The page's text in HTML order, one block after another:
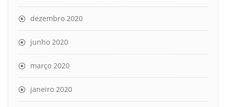
dezembro 2020
junho 2020
março 2020
janeiro 2020